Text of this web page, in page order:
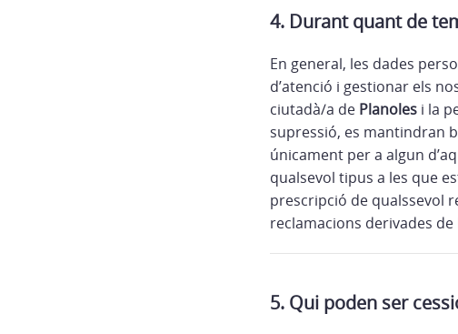
4. Durant quant de
En general, les dades
d’atenció i gestionar els
ciutadà/a de Planoles i la
supressió, es mantindran
únicament per a algun
qualsevol tipus a les que
prescripció de qualssevol
reclamacions derivades
5. Qui poden ser